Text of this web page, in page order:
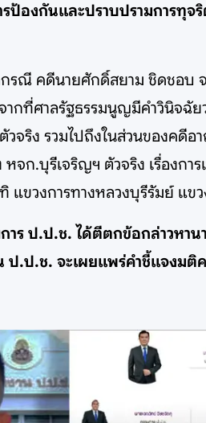
ป้องกันและปราบปรามการทุ
รณี คดีนายศักดิ์สยาม ชิดชอ
กที่ศาลรัฐธรรมนูญมีคำวินิจฉั
ริง รวมไปถึงในส่วนของคดี
จก.บุรีเจริญฯ ตัวจริง เรื่องก
ขวงการทางหลวงบุรีรัมย์ แ
ร ป.ป.ช. ได้ตีตกข้อกล่าวหา
.ป.ช. จะเผยแพร่คำชี้แจงมติ